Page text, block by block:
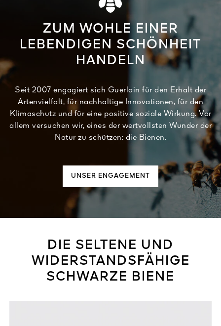
ZUM WOHLE EINER
LEBENDIGEN SCHÖNHEIT
HANDELN
Seit 2007 engagiert sich Guerlain für den Erhalt der
Artenvielfalt, für nachhaltige Innovationen, für den
Klimaschutz und für eine positive soziale Wirkung. Vor
allem versuchen wir, eines der wertvollsten Wunder der
Natur zu schützen: die Bienen.
UNSER ENGAGEMENT
DIE SELTENE UND
WIDERSTANDSFÄHIGE
SCHWARZE BIENE